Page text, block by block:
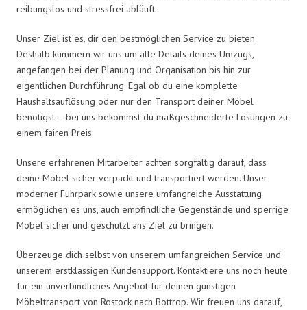
reibungslos und stressfrei abläuft.
Unser Ziel ist es, dir den bestmöglichen Service zu bieten.
Deshalb kümmern wir uns um alle Details deines Umzugs,
angefangen bei der Planung und Organisation bis hin zur
eigentlichen Durchführung. Egal ob du eine komplette
Haushaltsauflösung oder nur den Transport deiner Möbel
benötigst – bei uns bekommst du maßgeschneiderte Lösungen zu
einem fairen Preis.
Unsere erfahrenen Mitarbeiter achten sorgfältig darauf, dass
deine Möbel sicher verpackt und transportiert werden. Unser
moderner Fuhrpark sowie unsere umfangreiche Ausstattung
ermöglichen es uns, auch empfindliche Gegenstände und sperrige
Möbel sicher und geschützt ans Ziel zu bringen.
Überzeuge dich selbst von unserem umfangreichen Service und
unserem erstklassigen Kundensupport. Kontaktiere uns noch heute
für ein unverbindliches Angebot für deinen günstigen
Möbeltransport von Rostock nach Bottrop. Wir freuen uns darauf,